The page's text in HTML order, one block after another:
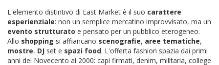
L'elemento distintivo di East Market è il suo carattere
esperienziale: non un semplice mercatino improvvisato, ma un
evento strutturato e pensato per un pubblico eterogeneo.
Allo shopping si affiancano scenografie, aree tematiche,
mostre, DJ set e spazi food. L'offerta fashion spazia dai primi
anni del Novecento ai 2000: capi firmati, denim, militaria, college